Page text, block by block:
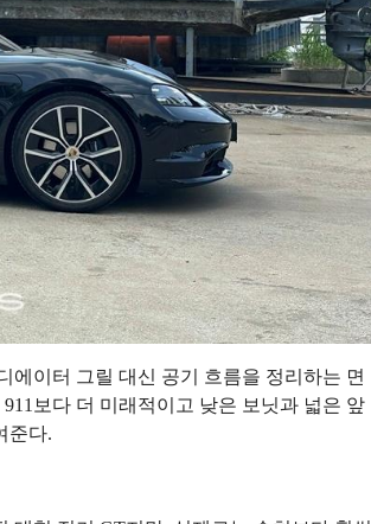
에이터 그릴 대신 공기 흐름을 정리하는 면
보다 더 미래적이고 낮은 보닛과 넓은 앞
준다.